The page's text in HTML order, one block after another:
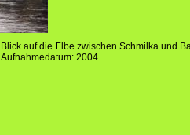
Blick auf die Elbe zwischen Schmilka und
Aufnahmedatum: 2004